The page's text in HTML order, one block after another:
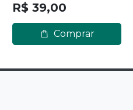
R$ 39,00
Comprar